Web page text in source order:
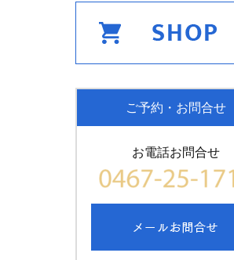
ご予約・お問合せ
お電話お問合せ